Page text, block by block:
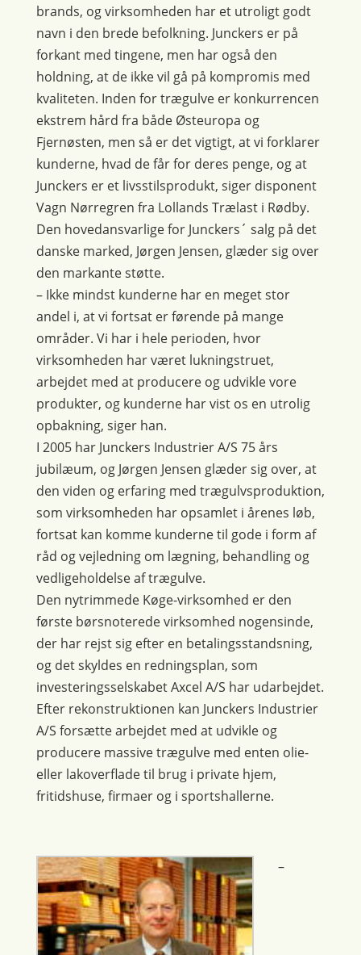
brands, og virksomheden har et utroligt godt
navn i den brede befolkning. Junckers er på
forkant med tingene, men har også den
holdning, at de ikke vil gå på kompromis med
kvaliteten. Inden for trægulve er konkurrencen
ekstrem hård fra både Østeuropa og
Fjernøsten, men så er det vigtigt, at vi forklarer
kunderne, hvad de får for deres penge, og at
Junckers er et livsstilsprodukt, siger disponent
Vagn Nørregren fra Lollands Trælast i Rødby.
Den hovedansvarlige for Junckers´ salg på det
danske marked, Jørgen Jensen, glæder sig over
den markante støtte.
– Ikke mindst kunderne har en meget stor
andel i, at vi fortsat er førende på mange
områder. Vi har i hele perioden, hvor
virksomheden har været lukningstruet,
arbejdet med at producere og udvikle vore
produkter, og kunderne har vist os en utrolig
opbakning, siger han.
I 2005 har Junckers Industrier A/S 75 års
jubilæum, og Jørgen Jensen glæder sig over, at
den viden og erfaring med trægulvsproduktion,
som virksomheden har opsamlet i årenes løb,
fortsat kan komme kunderne til gode i form af
råd og vejledning om lægning, behandling og
vedligeholdelse af trægulve.
Den nytrimmede Køge-virksomhed er den
første børsnoterede virksomhed nogensinde,
der har rejst sig efter en betalingsstandsning,
og det skyldes en redningsplan, som
investeringsselskabet Axcel A/S har udarbejdet.
Efter rekonstruktionen kan Junckers Industrier
A/S forsætte arbejdet med at udvikle og
producere massive trægulve med enten olie-
eller lakoverflade til brug i private hjem,
fritidshuse, firmaer og i sportshallerne.
–